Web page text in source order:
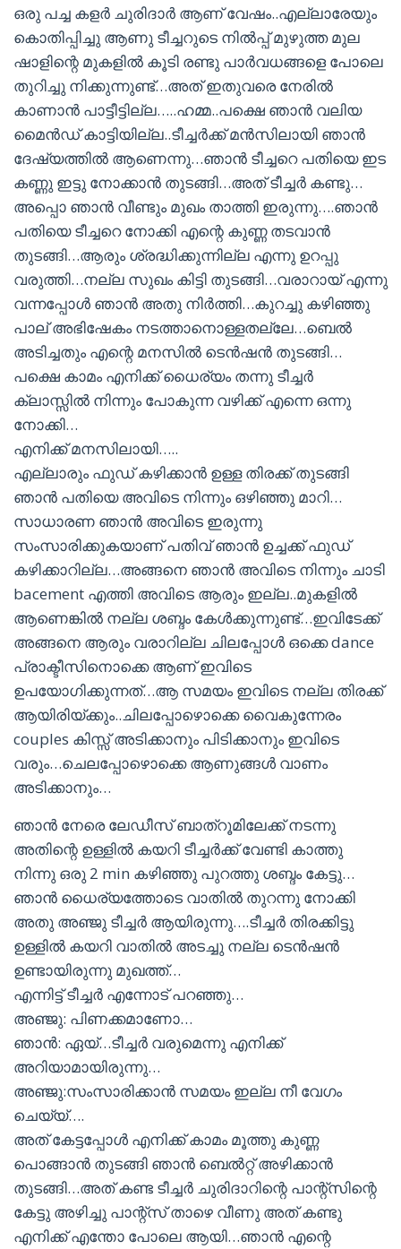
ഒരു പച്ച കളർ ചുരിദാർ ആണ് വേഷം..എല്ലാരേയും
കൊതിപ്പിച്ചു ആണു ടീച്ചറുടെ നിൽപ്പ് മുഴുത്ത മുല
ഷാളിന്റെ മുകളിൽ കൂടി രണ്ടു പാർവധങ്ങളെ പോലെ
തുറിച്ചു നിക്കുന്നുണ്ട്…അത് ഇതുവരെ നേരിൽ
കാണാൻ പാട്ടീട്ടില്ല…..ഹമ്മ..പക്ഷെ ഞാൻ വലിയ
മൈൻഡ് കാട്ടിയില്ല..ടീച്ചർക്ക് മൻസിലായി ഞാൻ
ദേഷ്യത്തിൽ ആണെന്നു…ഞാൻ ടീച്ചറെ പതിയെ ഇട
കണ്ണു ഇട്ടു നോക്കാൻ തുടങ്ങി…അത് ടീച്ചർ കണ്ടു…
അപ്പൊ ഞാൻ വീണ്ടും മുഖം താത്തി ഇരുന്നു….ഞാൻ
പതിയെ ടീച്ചറെ നോക്കി എന്റെ കുണ്ണ തടവാൻ
തുടങ്ങി…ആരും ശ്രദ്ധിക്കുന്നില്ല എന്നു ഉറപ്പു
വരുത്തി…നല്ല സുഖം കിട്ടി തുടങ്ങി…വരാറായ്‌ എന്നു
വന്നപ്പോൾ ഞാൻ അതു നിർത്തി…കുറച്ചു കഴിഞ്ഞു
പാല് അഭിഷേകം നടത്താനൊള്ളതല്ലേ…ബെൽ
അടിച്ചതും എന്റെ മനസിൽ ടെൻഷൻ തുടങ്ങി…
പക്ഷെ കാമം എനിക്ക് ധൈര്യം തന്നു ടീച്ചർ
ക്ലാസ്സിൽ നിന്നും പോകുന്ന വഴിക്ക് എന്നെ ഒന്നു
നോക്കി…
എനിക്ക് മനസിലായി…..
എല്ലാരും ഫുഡ് കഴിക്കാൻ ഉള്ള തിരക്ക് തുടങ്ങി
ഞാൻ പതിയെ അവിടെ നിന്നും ഒഴിഞ്ഞു മാറി…
സാധാരണ ഞാൻ അവിടെ ഇരുന്നു
സംസാരിക്കുകയാണ് പതിവ് ഞാൻ ഉച്ചക്ക് ഫുഡ്
കഴിക്കാറില്ല…അങ്ങനെ ഞാൻ അവിടെ നിന്നും ചാടി
bacement എത്തി അവിടെ ആരും ഇല്ല..മുകളിൽ
ആണെങ്കിൽ നല്ല ശബ്ദം കേൾക്കുന്നുണ്ട്…ഇവിടേക്ക്
അങ്ങനെ ആരും വരാറില്ല ചിലപ്പോൾ ഒക്കെ dance
പ്രാക്ടീസിനൊക്കെ ആണ് ഇവിടെ
ഉപയോഗിക്കുന്നത്…ആ സമയം ഇവിടെ നല്ല തിരക്ക്
ആയിരിയ്ക്കും..ചിലപ്പോഴൊക്കെ വൈകുന്നേരം
couples കിസ്സ്‌ അടിക്കാനും പിടിക്കാനും ഇവിടെ
വരും…ചെലപ്പോഴൊക്കെ ആണുങ്ങൾ വാണം
അടിക്കാനും…
ഞാൻ നേരെ ലേഡീസ് ബാത്റൂമിലേക്ക് നടന്നു
അതിന്റെ ഉള്ളിൽ കയറി ടീച്ചർക്ക് വേണ്ടി കാത്തു
നിന്നു ഒരു 2 min കഴിഞ്ഞു പുറത്തു ശബ്ദം കേട്ടു…
ഞാൻ ധൈര്യത്തോടെ വാതിൽ തുറന്നു നോക്കി
അതു അഞ്ജു ടീച്ചർ ആയിരുന്നു….ടീച്ചർ തിരക്കിട്ടു
ഉള്ളിൽ കയറി വാതിൽ അടച്ചു നല്ല ടെൻഷൻ
ഉണ്ടായിരുന്നു മുഖത്ത്…
എന്നിട്ട് ടീച്ചർ എന്നോട് പറഞ്ഞു…
അഞ്ജു: പിണക്കമാണോ…
ഞാൻ: ഏയ്…ടീച്ചർ വരുമെന്നു എനിക്ക്
അറിയാമായിരുന്നു…
അഞ്ജു:സംസാരിക്കാൻ സമയം ഇല്ല നീ വേഗം
ചെയ്യ്….
അത് കേട്ടപ്പോൾ എനിക്ക് കാമം മൂത്തു കുണ്ണ
പൊങ്ങാൻ തുടങ്ങി ഞാൻ ബെൽറ്റ്‌ അഴിക്കാൻ
തുടങ്ങി…അത് കണ്ട ടീച്ചർ ചുരിദാറിന്റെ പാന്റ്‌സിന്റെ
കേട്ടു അഴിച്ചു പാന്റ്‌സ് താഴെ വീണു അത് കണ്ടു
എനിക്ക് എന്തോ പോലെ ആയി…ഞാൻ എന്റെ